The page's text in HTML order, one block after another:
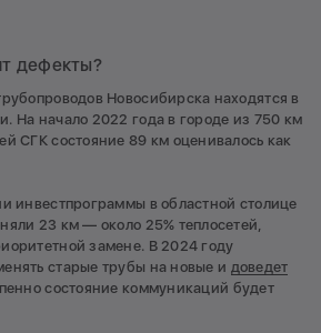
дефекты?
Новосибирска находятся в
На начало 2022 года в городе из 750 км
СГК состояние 89 км оценивалось как
инвестпрограммы в областной столице
23 км — около 25% теплосетей,
замене. В 2024 году
старые трубы на новые и доведет
состояние коммуникаций будет